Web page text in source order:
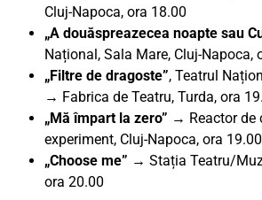
Cluj-Napoca, ora 18.00
„A douăspreazecea noapte sau
Național, Sala Mare, Cluj-Napoca,
„Filtre de dragoste”, Teatrul
→ Fabrica de Teatru, Turda, ora
„Mă împart la zero” → Reactor de
experiment, Cluj-Napoca, ora 19.00
„Choose me” → Stația Teatru/
ora 20.00